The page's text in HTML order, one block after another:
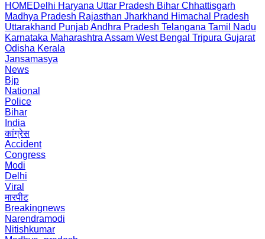
HOMEDelhi Haryana Uttar Pradesh Bihar Chhattisgarh
Madhya Pradesh Rajasthan Jharkhand Himachal Pradesh
Uttarakhand PunjabAndhra Pradesh Telangana Tamil Nadu
Karnataka Maharashtra Assam West Bengal Tripura Gujarat
Odisha Kerala
Jansamasya
News
Bjp
National
Police
Bihar
India
कांग्रेस
Accident
Congress
Modi
Delhi
Viral
मारपीट
Breakingnews
Narendramodi
Nitishkumar